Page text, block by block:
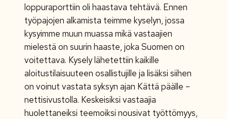
loppuraporttiin oli haastava tehtävä. Ennen
työpajojen alkamista teimme kyselyn, jossa
kysyimme muun muassa mikä vastaajien
mielestä on suurin haaste, joka Suomen on
voitettava. Kysely lähetettiin kaikille
aloitustilaisuuteen osallistujille ja lisäksi siihen
on voinut vastata syksyn ajan Kättä päälle –
nettisivustolla. Keskeisiksi vastaajia
huolettaneiksi teemoiksi nousivat työttömyys,